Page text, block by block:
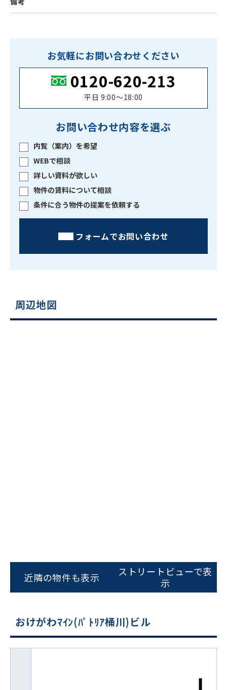
お気軽にお問い合わせください
0120-620-213
平日 9:00〜18:00
お問い合わせ内容を選ぶ
内覧（案内）を希望
WEBで相談
詳しい資料が欲しい
物件の賃料について相談
条件に合う物件の提案を依頼する
フォームでお問い合わせ
周辺地図
近隣の物件も表示
ストリートビューで表
示
おけがわﾏｲﾝ(ﾊﾟﾄﾘｱ桶川)ビル